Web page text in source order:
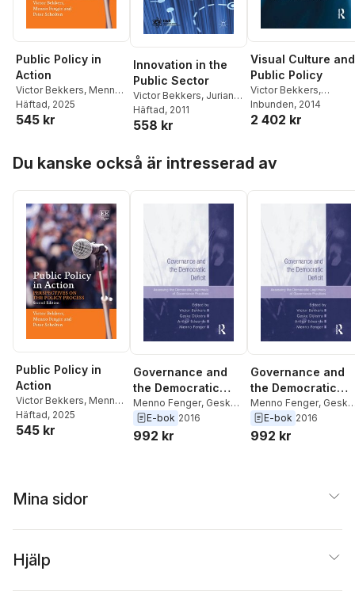
Public Policy in
Action
Victor Bekkers, Menno
Fenger,Peter Scholten
Häftad, 2025
545 kr
Innovation in the
Public Sector
Victor Bekkers, Jurian
Edelenbos,
J. Edelenbos
Häftad, 2011
558 kr
Visual Culture and
Public Policy
Victor Bekkers,
Rebecca Moody
Inbunden, 2014
2 402 kr
Du kanske också är intresserad av
Public Policy in
Action
Victor Bekkers, Menno
Fenger,Peter Scholten
Häftad, 2025
545 kr
Governance and
the Democratic
Deficit
Menno Fenger, Geske
Dijkstra,Victor Bekkers
E-bok 2016
992 kr
Governance and
the Democratic
Deficit
Menno Fenger, Geske
Dijkstra,Victor
E-bok 2016
992 kr
Mina sidor
Hjälp